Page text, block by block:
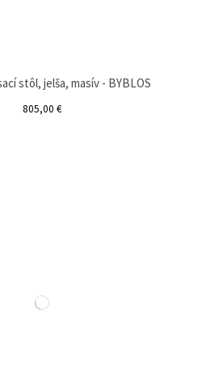
stôl, jelša, masív - BYBLOS
805,00 €